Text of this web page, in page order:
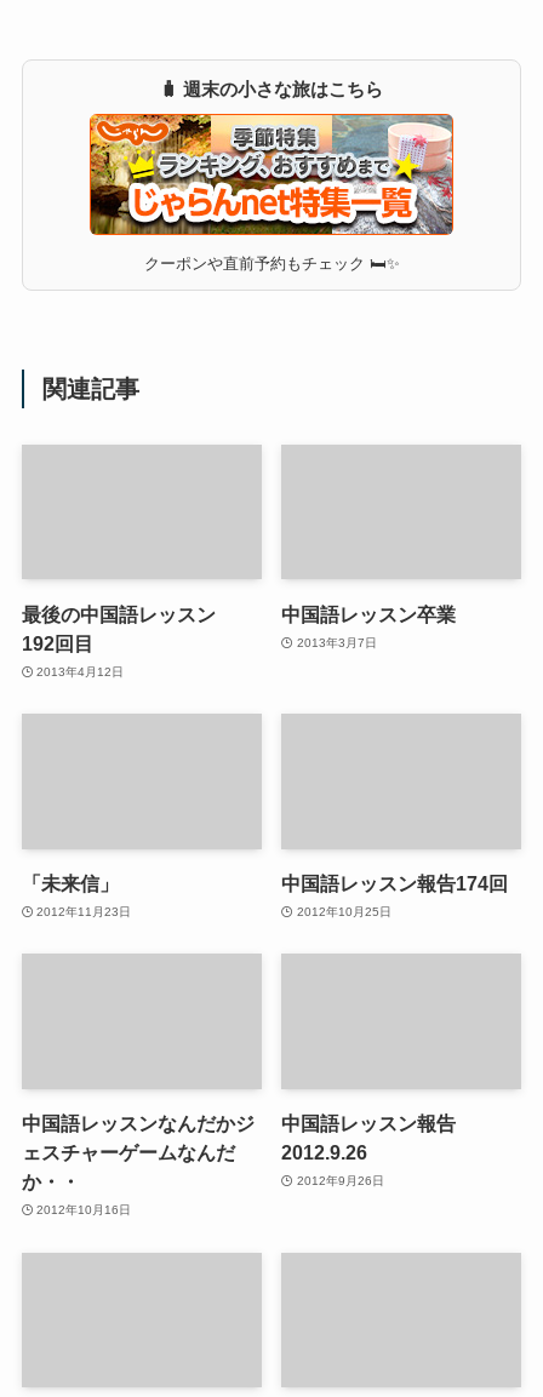
🧳 週末の小さな旅はこちら
クーポンや直前予約もチェック 🛏✨
関連記事
最後の中国語レッスン
192回目
2013年4月12日
中国語レッスン卒業
2013年3月7日
「未来信」
2012年11月23日
中国語レッスン報告174回
2012年10月25日
中国語レッスンなんだかジ
ェスチャーゲームなんだ
か・・
2012年10月16日
中国語レッスン報告
2012.9.26
2012年9月26日